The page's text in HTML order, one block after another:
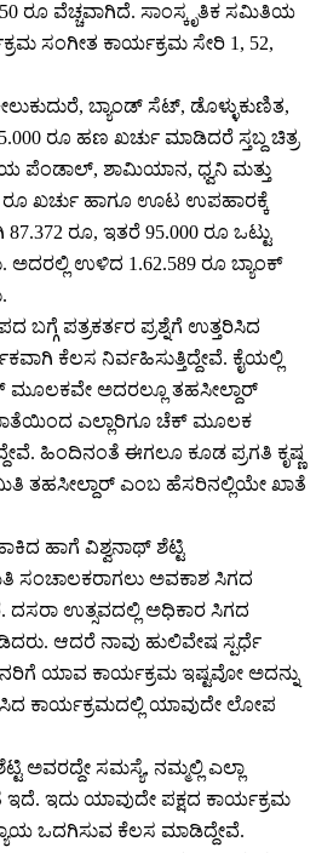
ರೂ ವೆಚ್ಚವಾಗಿದೆ. ಸಾಂಸ್ಕೃತಿಕ ಸಮಿತಿಯ
ಸಂಗೀತ ಕಾರ್ಯಕ್ರಮ ಸೇರಿ 1, 52,
ಬ್ಯಾಂಡ್ ಸೆಟ್, ಡೊಳ್ಳುಕುಣಿತ,
ರೂ ಹಣ ಖರ್ಚು ಮಾಡಿದರೆ ಸ್ತಬ್ದ ಚಿತ್ರ
ಪೆಂಡಾಲ್, ಶಾಮಿಯಾನ, ಧ್ವನಿ ಮತ್ತು
ರೂ ಖರ್ಚು ಹಾಗೂ ಊಟ ಉಪಹಾರಕ್ಕೆ
87.372 ರೂ, ಇತರೆ 95.000 ರೂ ಒಟ್ಟು
ಅದರಲ್ಲಿ ಉಳಿದ 1.62.589 ರೂ ಬ್ಯಾಂಕ್
ಪತ್ರಕರ್ತರ ಪ್ರಶ್ನೆಗೆ ಉತ್ತರಿಸಿದ
ಕೆಲಸ ನಿರ್ವಹಿಸುತ್ತಿದ್ದೇವೆ. ಕೈಯಲ್ಲಿ
ಮೂಲಕವೇ ಅದರಲ್ಲೂ ತಹಸೀಲ್ದಾರ್
ಎಲ್ಲಾರಿಗೂ ಚೆಕ್ ಮೂಲಕ
ಹಿಂದಿನಂತೆ ಈಗಲೂ ಕೂಡ ಪ್ರಗತಿ ಕೃಷ್ಣ
ತಹಸೀಲ್ದಾರ್ ಎಂಬ ಹೆಸರಿನಲ್ಲಿಯೇ ಖಾತೆ
ಹಾಗೆ ವಿಶ್ವನಾಥ್ ಶೆಟ್ಟಿ
ಸಂಚಾಲಕರಾಗಲು ಅವಕಾಶ ಸಿಗದ
ದಸರಾ ಉತ್ಸವದಲ್ಲಿ ಅಧಿಕಾರ ಸಿಗದ
ಆದರೆ ನಾವು ಹುಲಿವೇಷ ಸ್ಪರ್ಧೆ
ಜನರಿಗೆ ಯಾವ ಕಾರ್ಯಕ್ರಮ ಇಷ್ಟವೋ ಅದನ್ನು
ಕಾರ್ಯಕ್ರಮದಲ್ಲಿ ಯಾವುದೇ ಲೋಪ
ಅವರದ್ದೇ ಸಮಸ್ಯೆ, ನಮ್ಮಲ್ಲಿ ಎಲ್ಲಾ
ಇದೆ. ಇದು ಯಾವುದೇ ಪಕ್ಷದ ಕಾರ್ಯಕ್ರಮ
ಒದಗಿಸುವ ಕೆಲಸ ಮಾಡಿದ್ದೇವೆ.